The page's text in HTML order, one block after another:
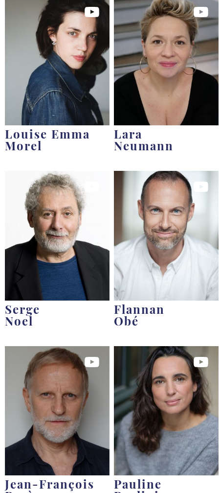
Louise Emma
Morel
Lara
Neumann
Serge
Noel
Flannan
Obé
Jean-François Pauline